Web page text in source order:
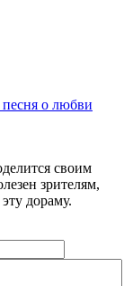
песня о любви
своим
зрителям,
дораму.